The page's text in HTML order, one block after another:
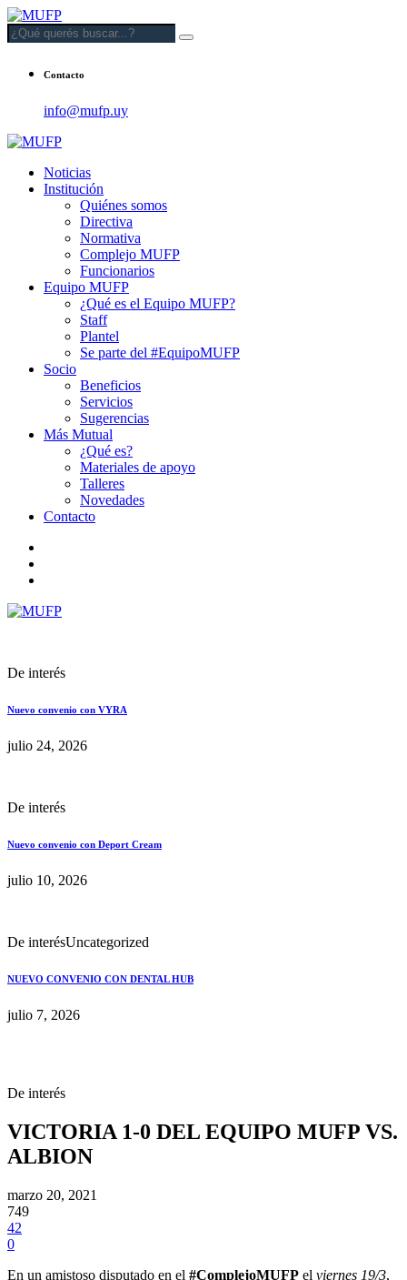
Contacto
info@mufp.uy
Noticias
Institución
Quiénes somos
Directiva
Normativa
Complejo MUFP
Funcionarios
Equipo MUFP
¿Qué es el Equipo MUFP?
Staff
Plantel
Se parte del #EquipoMUFP
Socio
Beneficios
Servicios
Sugerencias
Más Mutual
¿Qué es?
Materiales de apoyo
Talleres
Novedades
Contacto
De interés
Nuevo convenio con VYRA
julio 24, 2026
De interés
Nuevo convenio con Deport Cream
julio 10, 2026
De interésUncategorized
NUEVO CONVENIO CON DENTAL HUB
julio 7, 2026
De interés
VICTORIA 1-0 DEL EQUIPO MUFP VS.
ALBION
marzo 20, 2021
749
42
0
En un amistoso disputado en el #ComplejoMUFP el viernes 19/3,